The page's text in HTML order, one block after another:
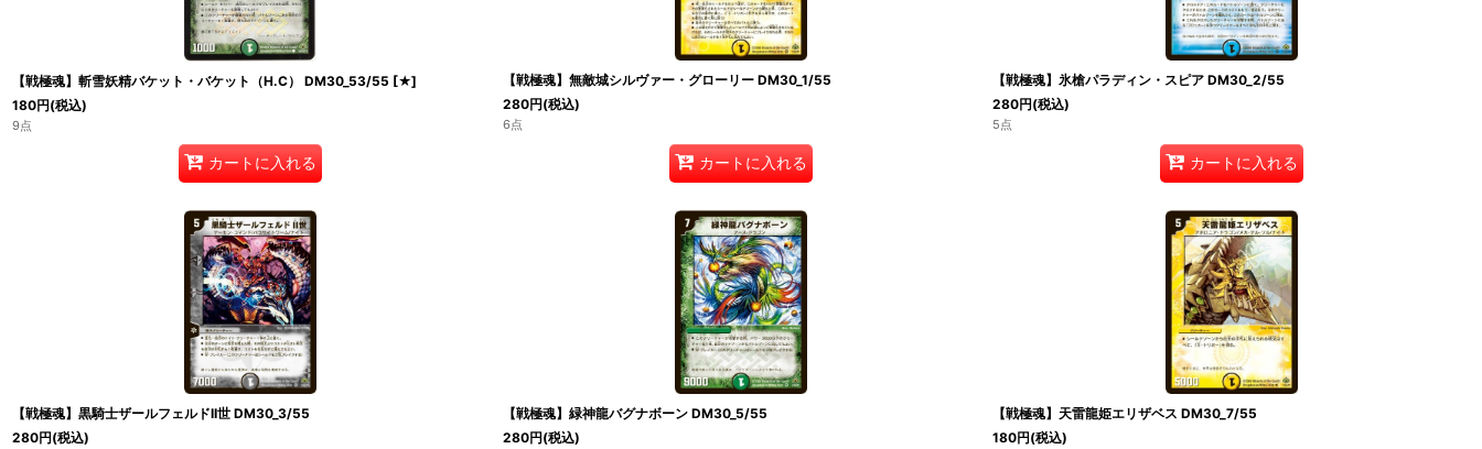
【戦極魂】斬雪妖精バケット・バケット（H.C） DM30_53/55 [★]
180円(税込)
9点
カートに入れる
【戦極魂】無敵城シルヴァー・グローリー DM30_1/55
280円(税込)
6点
カートに入れる
【戦極魂】氷槍パラディン・スピア DM30_2/55
280円(税込)
5点
カートに入れる
【戦極魂】黒騎士ザールフェルドII世 DM30_3/55
280円(税込)
【戦極魂】緑神龍バグナボーン DM30_5/55
280円(税込)
【戦極魂】天雷龍姫エリザベス DM30_7/55
180円(税込)